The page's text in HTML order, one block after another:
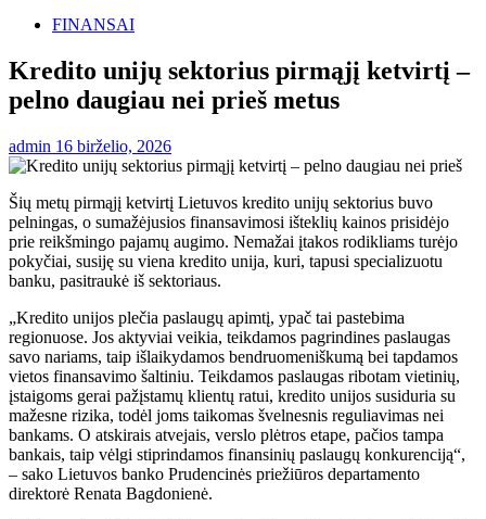
FINANSAI
Kredito unijų sektorius pirmąjį ketvirtį –
pelno daugiau nei prieš metus
admin 16 birželio, 2026
Šių metų pirmąjį ketvirtį Lietuvos kredito unijų sektorius buvo
pelningas, o sumažėjusios finansavimosi išteklių kainos prisidėjo
prie reikšmingo pajamų augimo. Nemažai įtakos rodikliams turėjo
pokyčiai, susiję su viena kredito unija, kuri, tapusi specializuotu
banku, pasitraukė iš sektoriaus.
„Kredito unijos plečia paslaugų apimtį, ypač tai pastebima
regionuose. Jos aktyviai veikia, teikdamos pagrindines paslaugas
savo nariams, taip išlaikydamos bendruomeniškumą bei tapdamos
vietos finansavimo šaltiniu. Teikdamos paslaugas ribotam vietinių,
įstaigoms gerai pažįstamų klientų ratui, kredito unijos susiduria su
mažesne rizika, todėl joms taikomas švelnesnis reguliavimas nei
bankams. O atskirais atvejais, verslo plėtros etape, pačios tampa
bankais, taip vėlgi stiprindamos finansinių paslaugų konkurenciją“,
– sako Lietuvos banko Prudencinės priežiūros departamento
direktorė Renata Bagdonienė.